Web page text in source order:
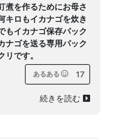
煮を作るためにお母さ
キロもイカナゴを炊き
もイカナゴ保存パック
ナゴを送る専用パック
です。
あるある 17
続きを読む